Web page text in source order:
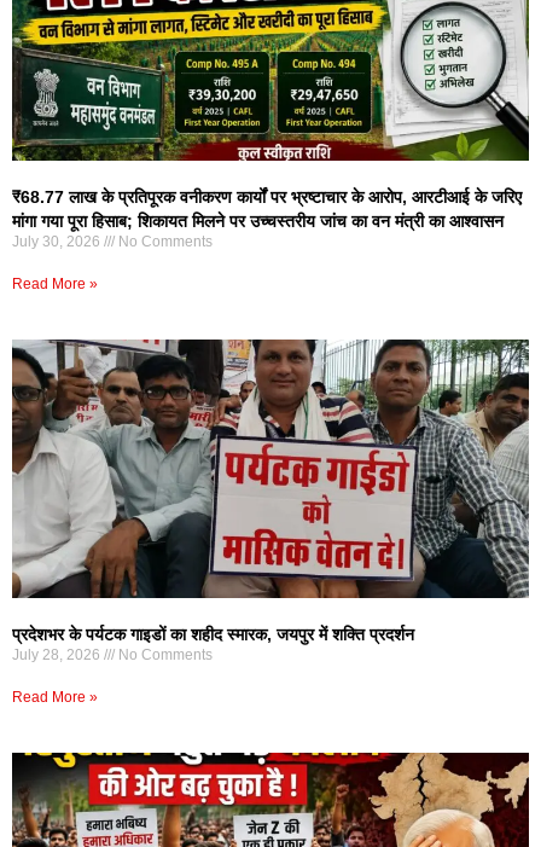
₹68.77 लाख के प्रतिपूरक वनीकरण कार्यों पर भ्रष्टाचार के आरोप, आरटीआई के जरिए
मांगा गया पूरा हिसाब; शिकायत मिलने पर उच्चस्तरीय जांच का वन मंत्री का आश्वासन
July 30, 2026 No Comments
Read More »
प्रदेशभर के पर्यटक गाइडों का शहीद स्मारक, जयपुर में शक्ति प्रदर्शन
July 28, 2026 No Comments
Read More »